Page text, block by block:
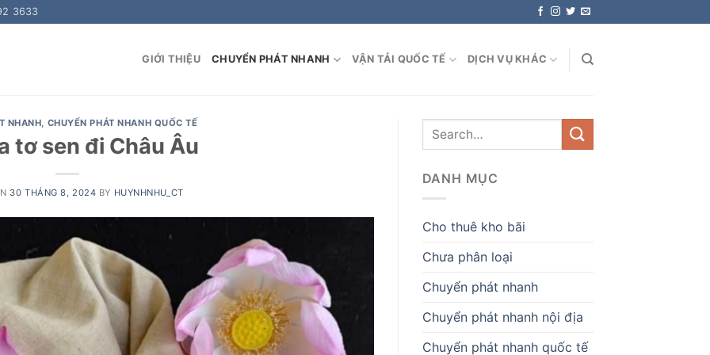
3633
GIỚI THIỆU CHUYỂN PHÁT NHANH VẬN TẢI QUỐC TẾ DỊCH VỤ KHÁC
NHANH, CHUYỂN PHÁT NHANH QUỐC TẾ
tơ sen đi Châu Âu
30 THÁNG 8, 2024 BY HUYNHNHU_CT
DANH MỤC
Cho thuê kho bãi
Chưa phân loại
Chuyển phát nhanh
Chuyển phát nhanh nội địa
Chuyển phát nhanh quốc tế